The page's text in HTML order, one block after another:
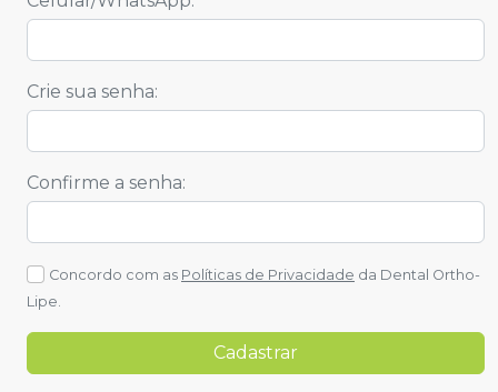
Crie sua senha:
Confirme a senha:
Concordo com as Políticas de Privacidade da Dental Ortho-
Lipe.
Cadastrar